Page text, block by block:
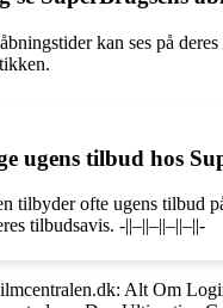
kan ses på
ugens tilbud hos
tilbyder ofte ugens tilbud
tilbudsavis. -||–||–||–||–||-
Alt Om